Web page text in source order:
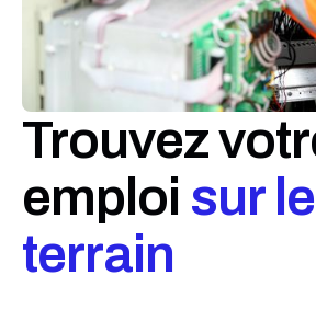
Trouvez
emploi sur le
terrain